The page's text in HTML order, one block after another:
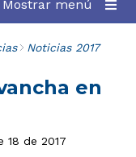
Mostrar menú
Noticias 2017
en
18 de 2017